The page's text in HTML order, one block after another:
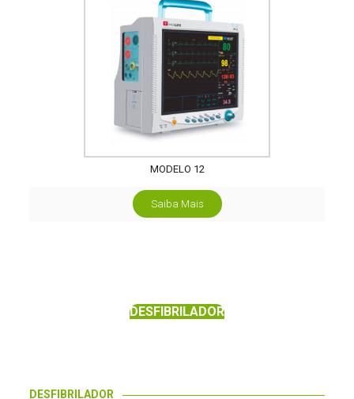
MODELO 12
Saiba Mais
DESFIBRILADOR
DESFIBRILADOR